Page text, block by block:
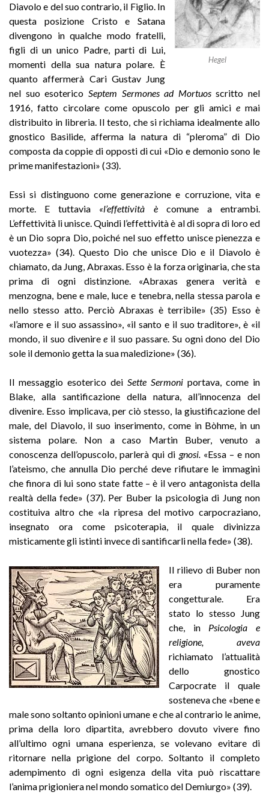
Hegel
Diavolo e del suo contrario, il Figlio. In
questa posizione Cristo e Satana
divengono in qualche modo fratelli,
figli di un unico Padre, parti di Lui,
momenti della sua natura polare. È
quanto affermerà Cari Gustav Jung
nel suo esoterico Septem Sermonesad Mortuosscritto nel
1916, fatto circolare come opuscolo per gli amici emai
distribuito in libreria. Il testo, che si richiama idealmente allo
gnostico Basilide, afferma la natura di “pleroma” di Dio
composta da coppie di opposti di cui «Dio e demonio sono le
prime manifestazioni» (33).
Essi si distinguono come generazione e corruzione, vita e
morte. E tuttavia «l’effettività è comune a entrambi.
L’effettività li unisce. Quindi l’effettività è al di sopra di loro ed
è un Dio sopra Dio, poiché nel suo effetto unisce pienezza e
vuotezza» (34). Questo Dio che unisce Dio e il Diavolo è
chiamato, da Jung, Abraxas. Esso è la forza originaria, che sta
prima di ogni distinzione. «Abraxas genera verità e
menzogna, bene e male, luce e tenebra, nella stessa parola e
nello stesso atto. Perciò Abraxas è terribile» (35) Esso è
«l’amore e il suo assassino», «il santo e il suo traditore», è «il
mondo, il suo diveniree il suo passare. Su ogni dono del Dio
sole il demonio getta la sua maledizione» (36).
Il messaggio esoterico dei Sette Sermoni portava, come in
Blake, alla santificazione della natura, all’innocenza del
divenire. Esso implicava, per ciò stesso, la giustificazione del
male, del Diavolo, il suo inserimento, come in Bòhme, in un
sistema polare. Non a caso Martin Buber, venuto a
conoscenza dell’opuscolo, parlerà qui di gnosi. «Essa – e non
l’ateismo, che annulla Dio perché deve rifiutare le immagini
che finora di lui sono state fatte – è il vero antagonista della
realtà della fede» (37). Per Buber la psicologia di Jung non
costituiva altro che «la ripresa del motivo carpocraziano,
insegnato ora come psicoterapia, il quale divinizza
misticamente gli istinti invece di santificarli nella fede» (38).
Il rilievo di Buber non
era puramente
congetturale. Era
stato lo stesso Jung
che, in Psicologia e
religione, aveva
richiamato l’attualità
dello gnostico
Carpocrate il quale
sosteneva che «bene e
male sono soltanto opinioni umane e che al contrario le anime,
prima della loro dipartita, avrebbero dovuto vivere fino
all’ultimo ogni umana esperienza, se volevano evitare di
ritornare nella prigione del corpo. Soltanto il completo
adempimento di ogni esigenza della vita può riscattare
l’anima prigioniera nel mondo somatico del Demiurgo» (39).